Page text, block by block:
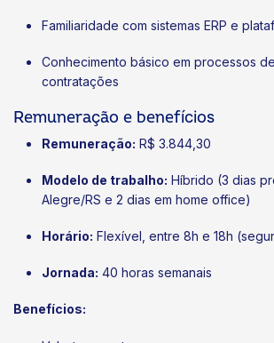
Familiaridade com sistemas ERP e
Conhecimento básico em processos
contratações
Remuneração e benefícios
Remuneração: R$ 3.844,30
Modelo de trabalho: Híbrido (3 dias
Alegre/RS e 2 dias em home office)
Horário: Flexível, entre 8h e 18h
Jornada: 40 horas semanais
Benefícios: